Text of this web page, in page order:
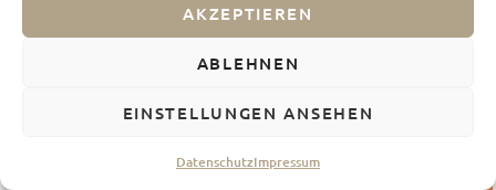
AKZEPTIEREN
ABLEHNEN
EINSTELLUNGEN ANSEHEN
DatenschutzImpressum